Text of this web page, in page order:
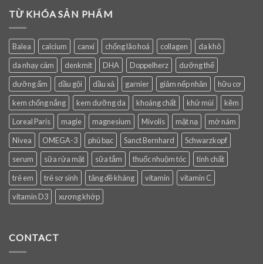
TỪ KHÓA SẢN PHẨM
Balea calcium canxi chống lão hoá collagen
da khô
da nhạy cảm
denkmit DHA Doppelherz
dưỡng thể
dưỡng ẩm
dầu gội dầu xả garnier giảm nếp nhăn
hữu cơ
kem chống nắng
kem dưỡng da khoáng chất khử mùi
kẽm
Loreal Paris
magie magnesium Mivolis mặt nạ
mờ nám
Nivea
OMEGA-3 phủ bạc Sanct Bernhard
Schwarzkopf
serum
sữa rửa mặt sữa tắm thuốc nhuộm tóc
tinh chất
trẻ em
trẻ sơ sinh tăng đề kháng vitamin
vitamin C
vitamin D3
xương khớp
CONTACT